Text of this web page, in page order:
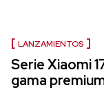
LANZAMIENTOS
Serie Xiaomi
gama